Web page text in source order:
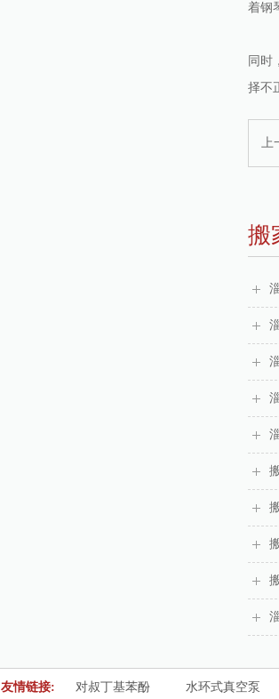
着钢
同时
择不
上
搬
友情链接: 对叔丁基苯酚 水环式真空泵